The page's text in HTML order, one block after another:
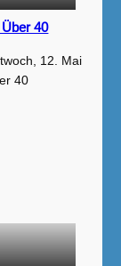
40
12. Mai
40